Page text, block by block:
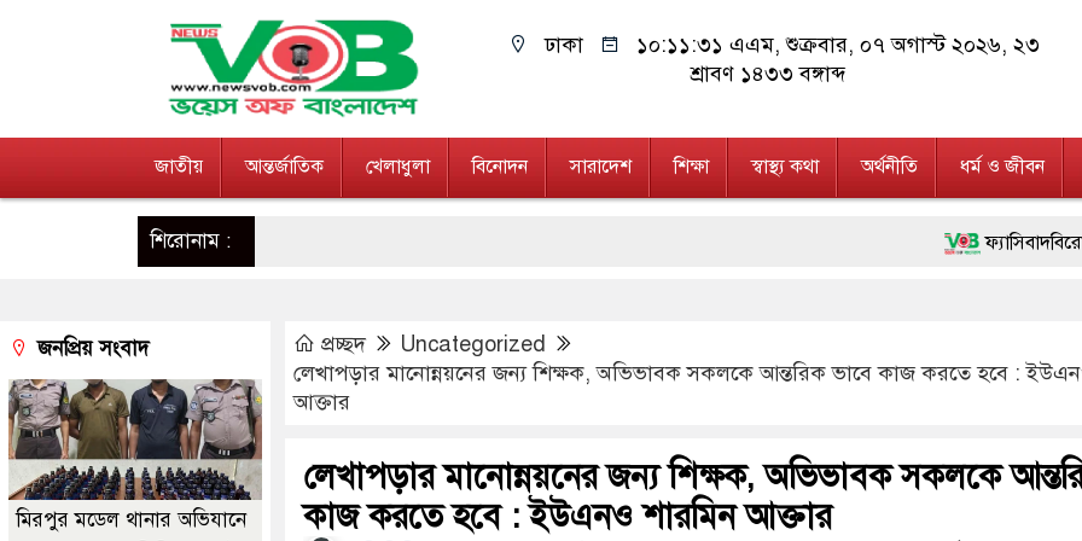
ঢাকা ১০:১১:৩১ এএম, শুক্রবার, ০৭ অগাস্ট ২০২৬, ২৩
শ্রাবণ ১৪৩৩ বঙ্গাব্দ
জাতীয় আন্তর্জাতিক খেলাধুলা বিনোদন সারাদেশ শিক্ষা স্বাস্থ্য কথা অর্থনীতি ধর্ম ও জীবন
শিরোনাম : ফ্যাসিবাদবিরোধী আন্দোলনে
জনগণ পরিবর্তন চেয়েছে
২৮ লাখ টাকার জাল
নেতৃত্ব ও গণতন্ত্রের
অবৈধ বিদেশি পিস্তল,
প্রচ্ছদ
Uncategorized
লেখাপড়ার মানোন্নয়নের জন্য শিক্ষক, অভিভাবক সকলকে আন্তরিক ভাবে কাজ করতে হবে :
আক্তার
লেখাপড়ার মানোন্নয়নের জন্য শিক্ষক, অভিভাবক সকলকে
কাজ করতে হবে : ইউএনও শারমিন আক্তার
জনপ্রিয় সংবাদ
মিরপুর মডেল থানার অভিযানে